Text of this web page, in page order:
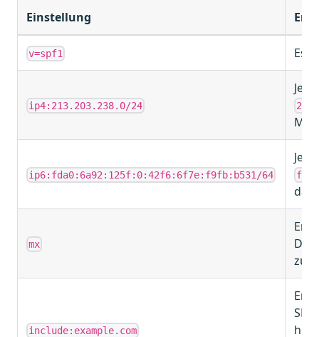
Einstellung
v=spf1 Es
ip4:213.203.238.0/24
ip6:fda0:6a92:125f:0:42f6:6f7e:f9fb:b531/64
darf
mx
zu
include:example.com